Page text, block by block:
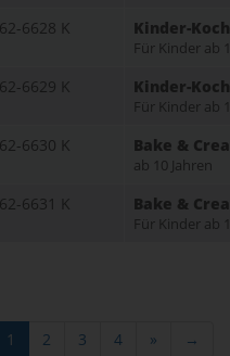
6628 K Kinder-
Für Kinder ab
6629 K Kinder-
Für Kinder ab
6630 K Bake &
ab 10 Jahren
6631 K Bake &
Für Kinder ab
1 2 3 4 » →